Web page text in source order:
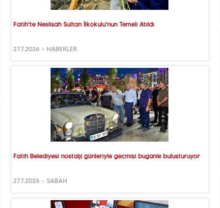
Fatih'te Neslişah Sultan İlkokulu'nun Temeli Atıldı
27.7.2026 - HABERLER
Fatih Belediyesi nostalji günleriyle geçmişi bugünle buluşturuyor
27.7.2026 - SABAH